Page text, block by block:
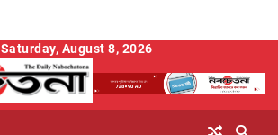
Saturday, August 8, 2026